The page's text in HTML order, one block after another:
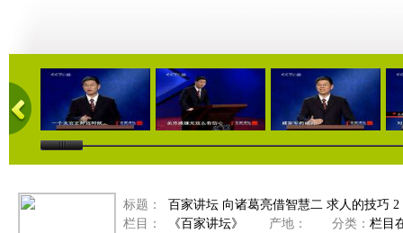
15:43 23:37 21:54
标题：
百家讲坛 向诸葛亮借智慧二 求人的技巧 2
栏目：
《百家讲坛》 产地： 分类： 栏目